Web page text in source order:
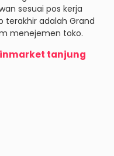
sesuai pos kerja
adalah Grand
menejemen toko.
tanjung